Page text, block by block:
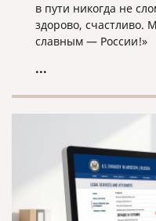
в пути никогда не
здорово, счастливо.
славным — России!»
...